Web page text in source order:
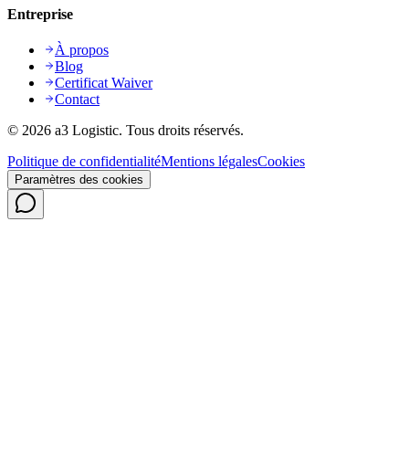
Entreprise
À propos
Blog
Certificat Waiver
Contact
© 2026 a3 Logistic. Tous droits réservés.
Politique de confidentialitéMentions légalesCookies
Paramètres des cookies